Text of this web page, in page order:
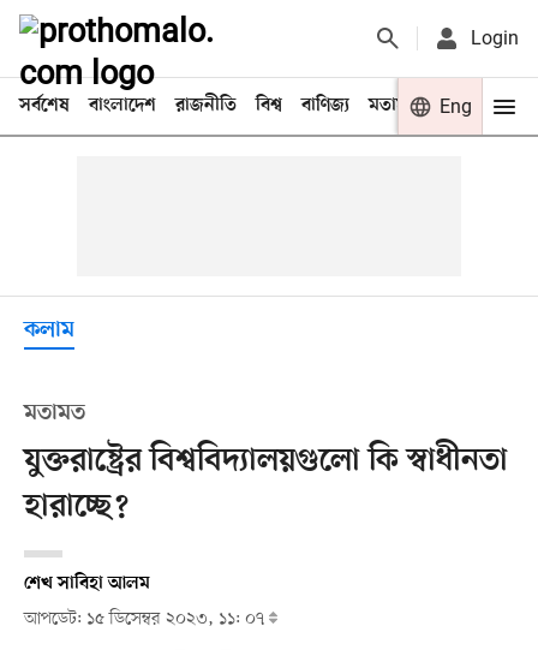
Login
সর্বশেষ বাংলাদেশ রাজনীতি বিশ্ব বাণিজ্য মতামত খেলা
Eng
কলাম
মতামত
যুক্তরাষ্ট্রের বিশ্ববিদ্যালয়গুলো কি স্বাধীনতা
হারাচ্ছে?
শেখ সাবিহা আলম
আপডেট: ১৫ ডিসেম্বর ২০২৩, ১১: ০৭